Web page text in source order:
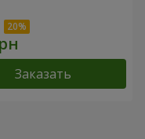
Заказать